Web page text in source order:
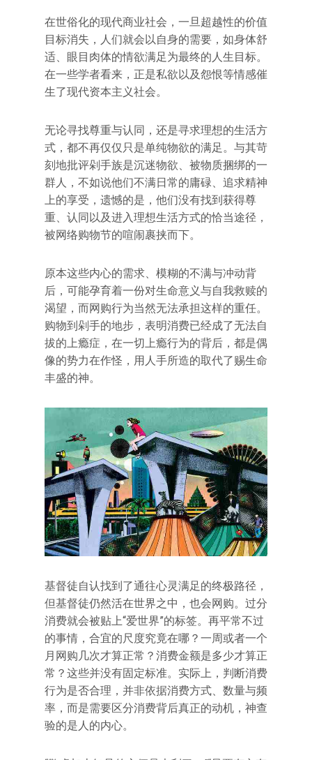
在世俗化的现代商业社会，一旦超越性的价值
目标消失，人们就会以自身的需要，如身体舒
适、眼目肉体的情欲满足为最终的人生目标。
在一些学者看来，正是私欲以及怨恨等情感催
生了现代资本主义社会。
无论寻找尊重与认同，还是寻求理想的生活方
式，都不再仅仅只是单纯物欲的满足。与其苛
刻地批评剁手族是沉迷物欲、被物质捆绑的一
群人，不如说他们不满日常的庸碌、追求精神
上的享受，遗憾的是，他们没有找到获得尊
重、认同以及进入理想生活方式的恰当途径，
被网络购物节的喧闹裹挟而下。
原本这些内心的需求、模糊的不满与冲动背
后，可能孕育着一份对生命意义与自我救赎的
渴望，而网购行为当然无法承担这样的重任。
购物到剁手的地步，表明消费已经成了无法自
拔的上瘾症，在一切上瘾行为的背后，都是偶
像的势力在作怪，用人手所造的取代了赐生命
丰盛的神。
基督徒自认找到了通往心灵满足的终极路径，
但基督徒仍然活在世界之中，也会网购。过分
消费就会被贴上“爱世界”的标签。再平常不过
的事情，合宜的尺度究竟在哪？一周或者一个
月网购几次才算正常？消费金额是多少才算正
常？这些并没有固定标准。实际上，判断消费
行为是否合理，并非依据消费方式、数量与频
率，而是需要区分消费背后真正的动机，神查
验的是人的内心。